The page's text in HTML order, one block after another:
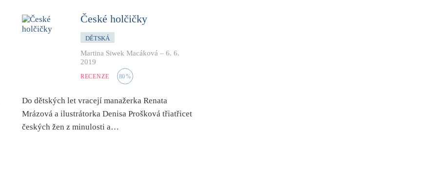
České holčičky
DĚTSKÁ
Martina Siwek Macáková – 6. 6.
2019
RECENZE 80%
Do dětských let vracejí manažerka Renata
Mrázová a ilustrátorka Denisa Prošková třiatřicet
českých žen z minulosti a…